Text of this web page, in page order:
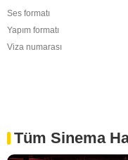
Ses formatı
Yapım formatı
Viza numarası
Tüm Sinema